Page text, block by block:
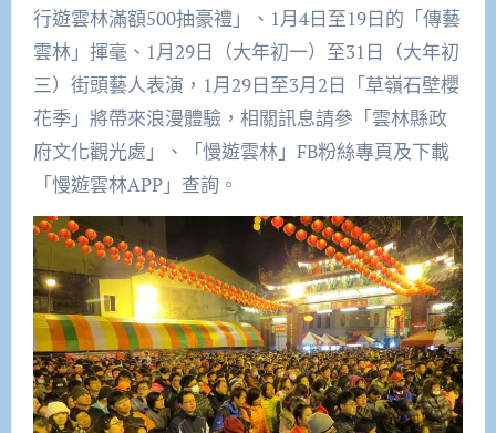
行遊雲林滿額500抽豪禮」、1月4日至19日的「傳藝
雲林」揮毫、1月29日（大年初一）至31日（大年初
三）街頭藝人表演，1月29日至3月2日「草嶺石壁櫻
花季」將帶來浪漫體驗，相關訊息請參「雲林縣政
府文化觀光處」、「慢遊雲林」FB粉絲專頁及下載
「慢遊雲林APP」查詢。